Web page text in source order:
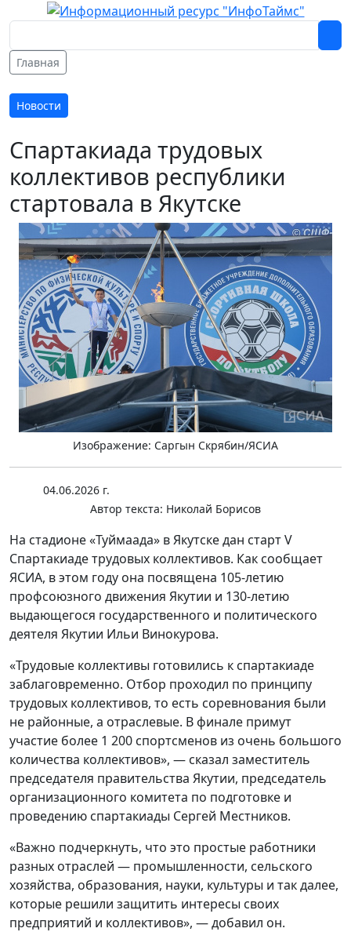
Главная
Новости
Спартакиада трудовых
коллективов республики
стартовала в Якутске
Изображение: Саргын Скрябин/ЯСИА
04.06.2026 г.
Автор текста: Николай Борисов
На стадионе «Туймаада» в Якутске дан старт V
Спартакиаде трудовых коллективов. Как сообщает
ЯСИА, в этом году она посвящена 105-летию
профсоюзного движения Якутии и 130-летию
выдающегося государственного и политического
деятеля Якутии Ильи Винокурова.
«Трудовые коллективы готовились к спартакиаде
заблаговременно. Отбор проходил по принципу
трудовых коллективов, то есть соревнования были
не районные, а отраслевые. В финале примут
участие более 1 200 спортсменов из очень большого
количества коллективов», — сказал заместитель
председателя правительства Якутии, председатель
организационного комитета по подготовке и
проведению спартакиады Сергей Местников.
«Важно подчеркнуть, что это простые работники
разных отраслей — промышленности, сельского
хозяйства, образования, науки, культуры и так далее,
которые решили защитить интересы своих
предприятий и коллективов», — добавил он.